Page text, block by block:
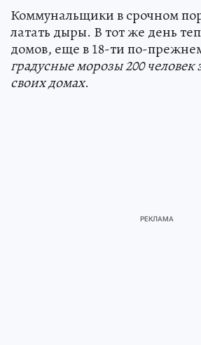
Коммунальщики в срочном
латать дыры. В тот же день
домов, еще в 18-ти по-
градусные морозы 200 человек
своих домах.